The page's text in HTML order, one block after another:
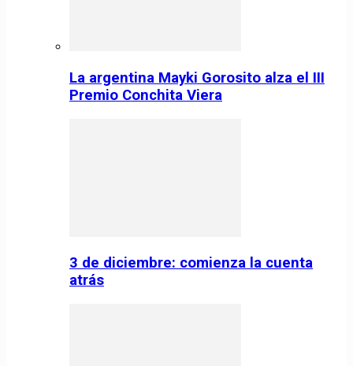
La argentina Mayki Gorosito alza el III
Premio Conchita Viera
3 de diciembre: comienza la cuenta
atrás